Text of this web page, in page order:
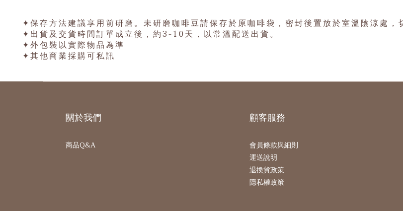
✦保存方法建議享用前研磨。未研磨咖啡豆請保存於原咖啡袋，密封後置放於室溫陰涼處，
✦出貨及交貨時間訂單成立後，約3-10天，以常溫配送出貨。
✦外包裝以實際物品為準
✦其他商業採購可私訊
關於我們
商品Q&A
顧客服務
會員條款與細則
運送說明
退換貨政策
隱私權政策